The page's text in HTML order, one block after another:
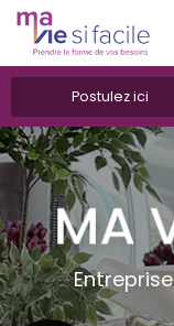
Aller
au
contenu
principal
Postulez ici